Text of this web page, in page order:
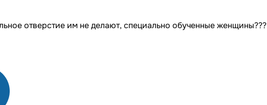
отверстие им не делают, специально обученные женщины???